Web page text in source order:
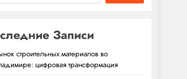
Записи
строительных материалов во
цифровая трансформация